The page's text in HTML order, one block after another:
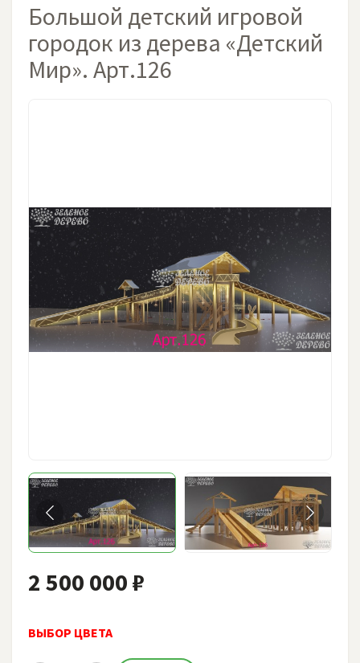
Большой детский игровой
городок из дерева «Детский
Мир». Арт.126
2 500 000 ₽
ВЫБОР ЦВЕТА